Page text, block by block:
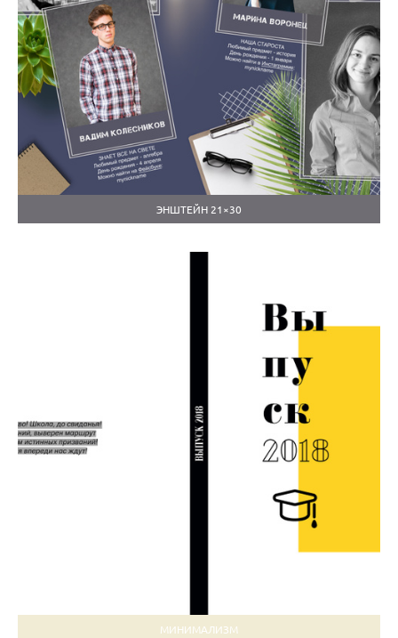
ЭНШТЕЙН 21×30
МИНИМАЛИЗМ